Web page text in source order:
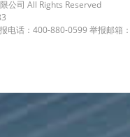
公司 All Rights Reserved
电话：400-880-0599 举报邮箱